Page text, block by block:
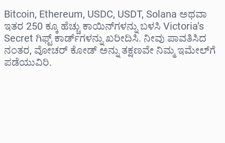
Bitcoin, Ethereum, USDC, USDT, Solana ಅಥವಾ
ಇತರ 250 ಕ್ಕೂ ಹೆಚ್ಚು ಕಾಯಿನ್‌ಗಳನ್ನು ಬಳಸಿ Victoria’s
Secret ಗಿಫ್ಟ್ ಕಾರ್ಡ್‌ಗಳನ್ನು ಖರೀದಿಸಿ. ನೀವು ಪಾವತಿಸಿದ
ನಂತರ, ವೋಚರ್ ಕೋಡ್ ಅನ್ನು ತಕ್ಷಣವೇ ನಿಮ್ಮ ಇಮೇಲ್‌ಗೆ
ಪಡೆಯುವಿರಿ.